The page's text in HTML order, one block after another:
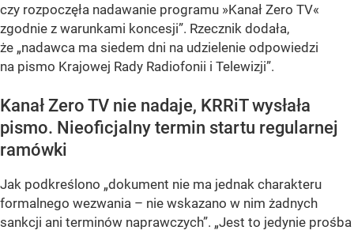
czy rozpoczęła nadawanie programu »Kanał Zero TV«
zgodnie z warunkami koncesji”. Rzecznik dodała,
że „nadawca ma siedem dni na udzielenie odpowiedzi
na pismo Krajowej Rady Radiofonii i Telewizji”.
Kanał Zero TV nie nadaje, KRRiT wysłała
pismo. Nieoficjalny termin startu regularnej
ramówki
Jak podkreślono „dokument nie ma jednak charakteru
formalnego wezwania – nie wskazano w nim żadnych
sankcji ani terminów naprawczych”. „Jest to jedynie prośba